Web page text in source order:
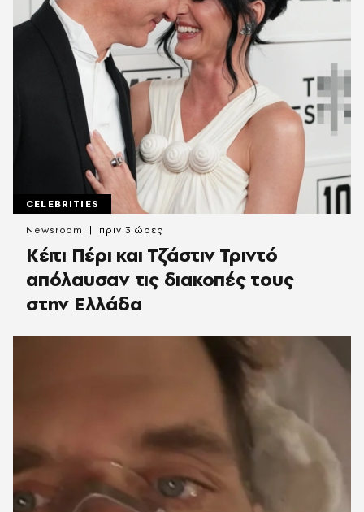
CELEBRITIES
Κέιτι Πέρι και Τζάστιν Τριντό
απόλαυσαν τις διακοπές τους
στην Ελλάδα
Newsroom πριν 3 ώρες